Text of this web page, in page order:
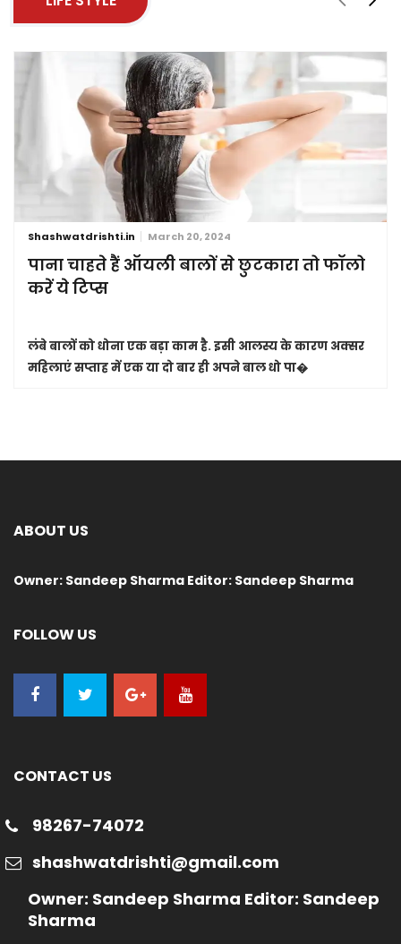
Shashwatdrishti.in March 20, 2024
पाना चाहते हैं ऑयली बालों से छुटकारा तो फॉलो
करें ये टिप्स
लंबे बालों को धोना एक बड़ा काम है. इसी आलस्य के कारण अक्सर
महिलाएं सप्ताह में एक या दो बार ही अपने बाल धो पा�
ABOUT US
Owner: Sandeep Sharma Editor: Sandeep Sharma
FOLLOW US
CONTACT US
98267-74072
shashwatdrishti@gmail.com
Owner: Sandeep Sharma Editor: Sandeep
Sharma